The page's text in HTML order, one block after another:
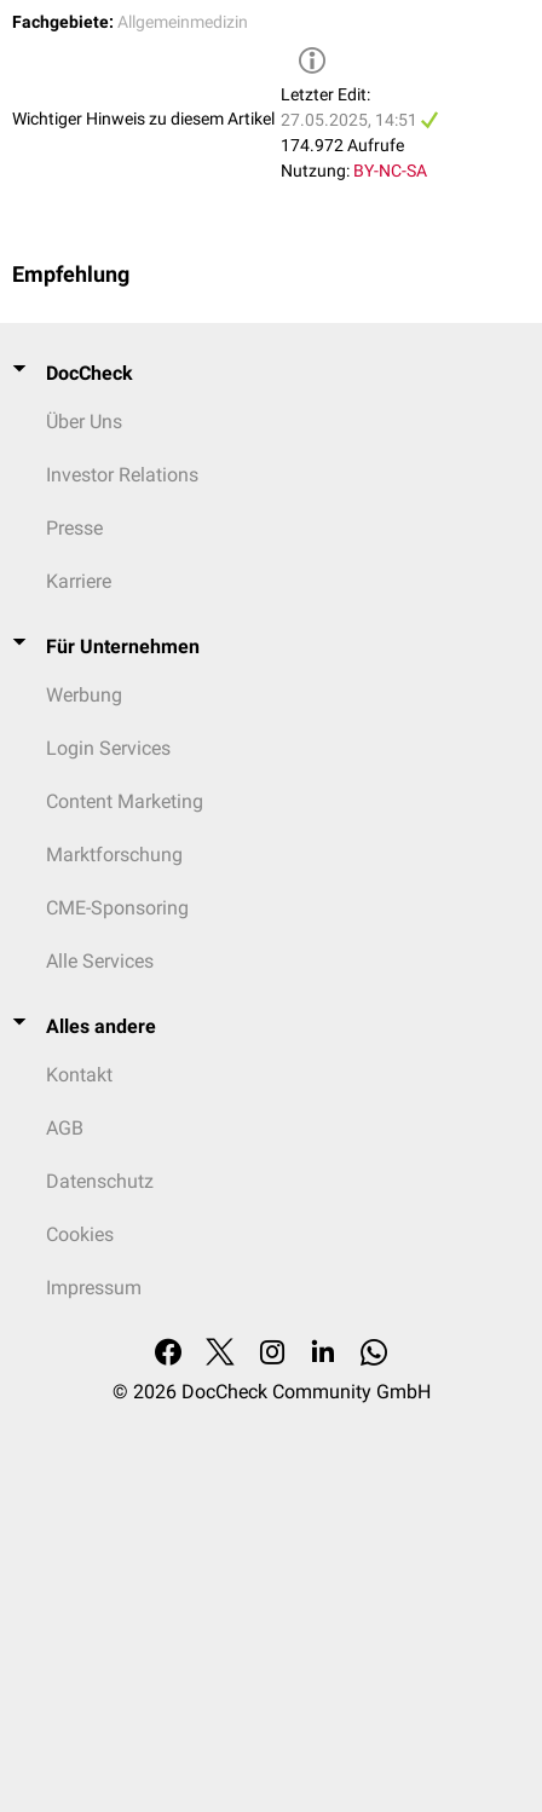
Fachgebiete: Allgemeinmedizin
Wichtiger Hinweis zu diesem Artikel
Letzter Edit:
27.05.2025, 14:51
174.972 Aufrufe
Nutzung: BY-NC-SA
Empfehlung
DocCheck
Über Uns
Investor Relations
Presse
Karriere
Für Unternehmen
Werbung
Login Services
Content Marketing
Marktforschung
CME-Sponsoring
Alle Services
Alles andere
Kontakt
AGB
Datenschutz
Cookies
Impressum
© 2026 DocCheck Community GmbH